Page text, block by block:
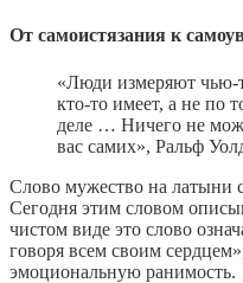
От самоистязания к
«Люди измеряют чью-
кто-то имеет, а не по
деле … Ничего не
вас самих», Ральф
Слово мужество на латыни
Сегодня этим словом
чистом виде это слово
говоря всем своим
эмоциональную ранимость.